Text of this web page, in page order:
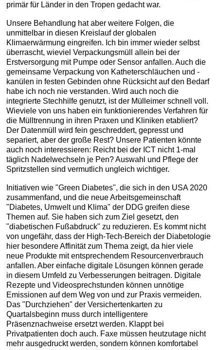
primär für Länder in den Tropen gedacht war.
Unsere Behandlung hat aber weitere Folgen, die
unmittelbar in diesen Kreislauf der globalen
Klimaerwärmung eingreifen. Ich bin immer wieder selbst
überrascht, wieviel Verpackungsmüll allein bei der
Erstversorgung mit Pumpe oder Sensor anfallen. Auch die
gemeinsame Verpackung von Katheterschläuchen und -
kanülen in festen Gebinden ohne Rücksicht auf den Bedarf
habe ich noch nie verstanden. Wird auch noch die
integrierte Stechhilfe genutzt, ist der Mülleimer schnell voll.
Wieviele von uns haben ein funktionierendes Verfahren für
die Mülltrennung in ihren Praxen und Kliniken etabliert?
Der Datenmüll wird fein geschreddert, gepresst und
separiert, aber der große Rest? Unsere Patienten könnte
auch noch interessieren: Reicht bei der ICT nicht 1-mal
täglich Nadelwechseln je Pen? Auswahl und Pflege der
Spritzstellen sind vermutlich ungleich wichtiger.
Initiativen wie "Green Diabetes", die sich in den USA 2020
zusammenfand, und die neue Arbeitsgemeinschaft
"Diabetes, Umwelt und Klima" der DDG greifen diese
Themen auf. Sie haben sich zum Ziel gesetzt, den
"diabetischen Fußabdruck" zu reduzieren. Es kommt nicht
von ungefähr, dass der High-Tech-Bereich der Diabetologie
hier besondere Affinität zum Thema zeigt, da hier viele
neue Produkte mit entsprechendem Resourcenverbrauch
anfallen. Aber einfache digitale Lösungen können gerade
in diesem Umfeld zu Verbesserungen beitragen. Digitale
Rezepte und Videosprechstunden können unnötige
Emissionen auf dem Weg von und zur Praxis vermeiden.
Das "Durchziehen" der Versichertenkarten zu
Quartalsbeginn muss durch intelligentere
Präsenznachweise ersetzt werden. Klappt bei
Privatpatienten doch auch. Faxe müssen heutzutage nicht
mehr ausgedruckt werden, sondern können komfortabel